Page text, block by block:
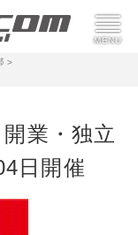
>
業・独立
日開催